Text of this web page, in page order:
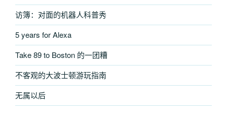
访簿：对面的机器人科普秀
5 years for Alexa
Take 89 to Boston 的一团糟
不客观的大波士顿游玩指南
无属以后